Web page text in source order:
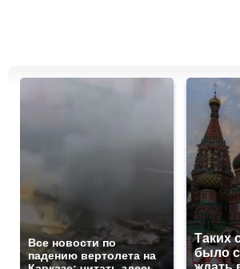
Все новости по
падению вертолета на
Таких
было с